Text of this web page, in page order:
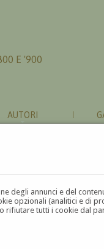
degli annunci e del
opzionali (analitici e di
rifiutare tutti i cookie dal
E '900
AUTORI
M N O P Q